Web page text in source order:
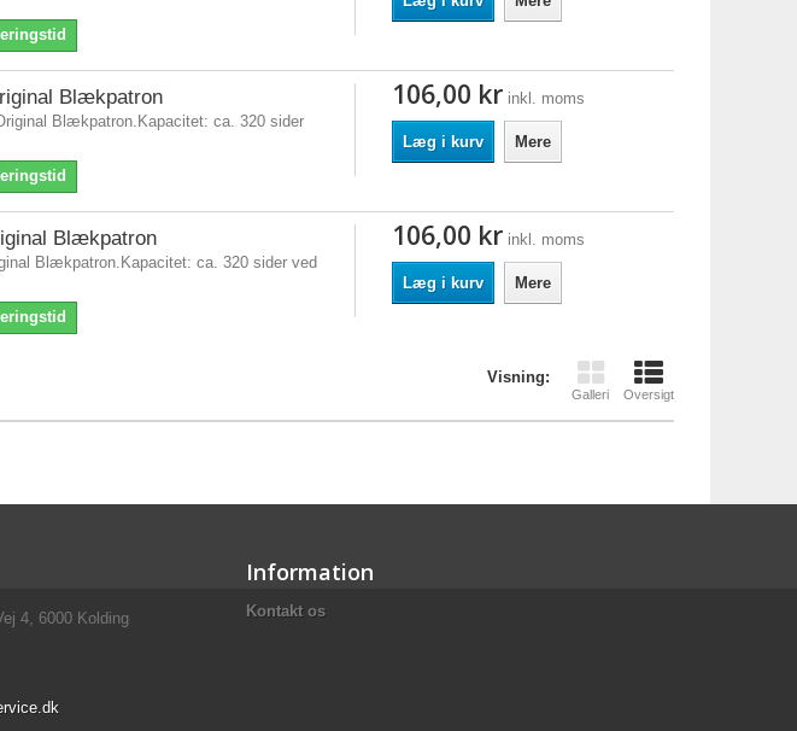
Blækpatron
Blækpatron.Kapacitet: ca. 320 sider
106,00 kr inkl. moms
Læg i kurv Mere
Blækpatron
Blækpatron.Kapacitet: ca. 320 sider ved
106,00 kr inkl. moms
Læg i kurv Mere
Visning:
Galleri Oversigt
4, 6000 Kolding
Information
Kontakt os